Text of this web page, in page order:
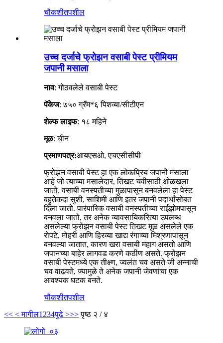
चौकशीतपशील
उच्च दर्जाचे फ्रोझन वसाबी पेस्ट प्रीमियम
जपानी मसाला
नाव: गोठवलेले वसाबी पेस्ट
पॅकेज: ७५० ग्रॅम*६ पिशव्या/सीटीएन
शेल्फ लाइफ: १८ महिने
मूळ: चीन
प्रमाणपत्र:आयएसओ, एचएसीसीपी
फ्रोझन वसाबी पेस्ट हा एक लोकप्रिय जपानी मसाला
आहे जो त्याच्या मसालेदार, तिखट चवीसाठी ओळखला
जातो. वसाबी वनस्पतीच्या मुळापासून बनवलेला हा पेस्ट
बहुतेकदा सुशी, साशिमी आणि इतर जपानी पदार्थांसोबत
दिला जातो. पारंपारिक वसाबी वनस्पतीच्या राईझोमपासून
बनवला जातो, तर अनेक व्यावसायिकरित्या उपलब्ध
असलेल्या फ्रोझन वसाबी पेस्ट तिखट मूळ असलेले एक
रोपटे, मोहरी आणि हिरव्या खाद्य रंगाच्या मिश्रणापासून
बनवल्या जातात, कारण खरा वसाबी महाग असतो आणि
जपानच्या बाहेर लागवड करणे कठीण असते. फ्रोझन
वसाबी पेस्टमध्ये एक तीक्ष्ण, ज्वलंत चव असते जी अन्नाची
चव वाढवते, ज्यामुळे ते अनेक जपानी जेवणांचा एक
आवश्यक घटक बनते.
चौकशीतपशील
<< < मागील1 234पुढे >>> पृष्ठ २ / ४